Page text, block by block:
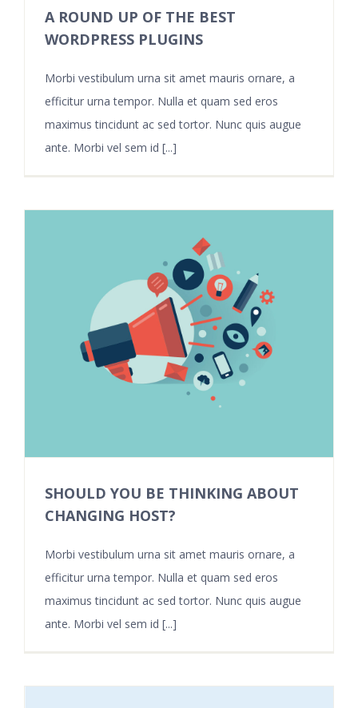
A ROUND UP OF THE BEST
WORDPRESS PLUGINS
Morbi vestibulum urna sit amet mauris ornare, a
efficitur urna tempor. Nulla et quam sed eros
maximus tincidunt ac sed tortor. Nunc quis augue
ante. Morbi vel sem id [...]
SHOULD YOU BE THINKING ABOUT
CHANGING HOST?
Morbi vestibulum urna sit amet mauris ornare, a
efficitur urna tempor. Nulla et quam sed eros
maximus tincidunt ac sed tortor. Nunc quis augue
ante. Morbi vel sem id [...]